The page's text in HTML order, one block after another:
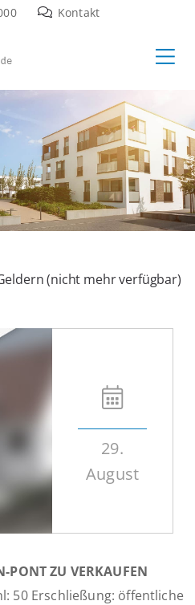
Kontakt
(nicht mehr verfügbar)
29.
August
PONT ZU VERKAUFEN
50 Erschließung: öffentliche